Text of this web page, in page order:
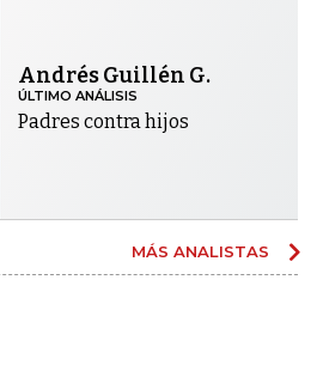
Andrés Guillén G.
ÚLTIMO ANÁLISIS
Padres contra hijos
MÁS ANALISTAS